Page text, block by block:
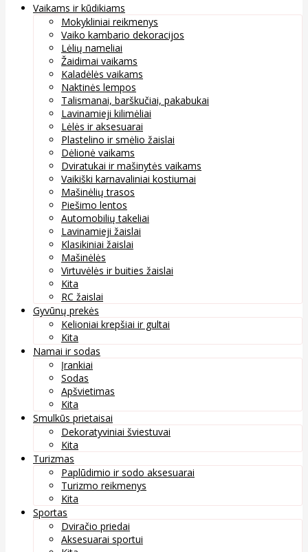
Vaikams ir kūdikiams
Mokykliniai reikmenys
Vaiko kambario dekoracijos
Lėlių nameliai
Žaidimai vaikams
Kaladėlės vaikams
Naktinės lempos
Talismanai, barškučiai, pakabukai
Lavinamieji kilimėliai
Lėlės ir aksesuarai
Plastelino ir smėlio žaislai
Dėlionė vaikams
Dviratukai ir mašinytės vaikams
Vaikiški karnavaliniai kostiumai
Mašinėlių trasos
Piešimo lentos
Automobilių takeliai
Lavinamieji žaislai
Klasikiniai žaislai
Mašinėlės
Virtuvėlės ir buities žaislai
Kita
RC žaislai
Gyvūnų prekės
Kelioniai krepšiai ir gultai
Kita
Namai ir sodas
Įrankiai
Sodas
Apšvietimas
Kita
Smulkūs prietaisai
Dekoratyviniai šviestuvai
Kita
Turizmas
Paplūdimio ir sodo aksesuarai
Turizmo reikmenys
Kita
Sportas
Dviračio priedai
Aksesuarai sportui